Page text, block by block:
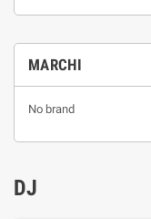
MARCHI
No brand
DJ